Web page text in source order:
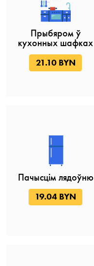
Прыбяром ў
кухонных шафках
21.10 BYN
Пачысцім лядоўню
19.04 BYN